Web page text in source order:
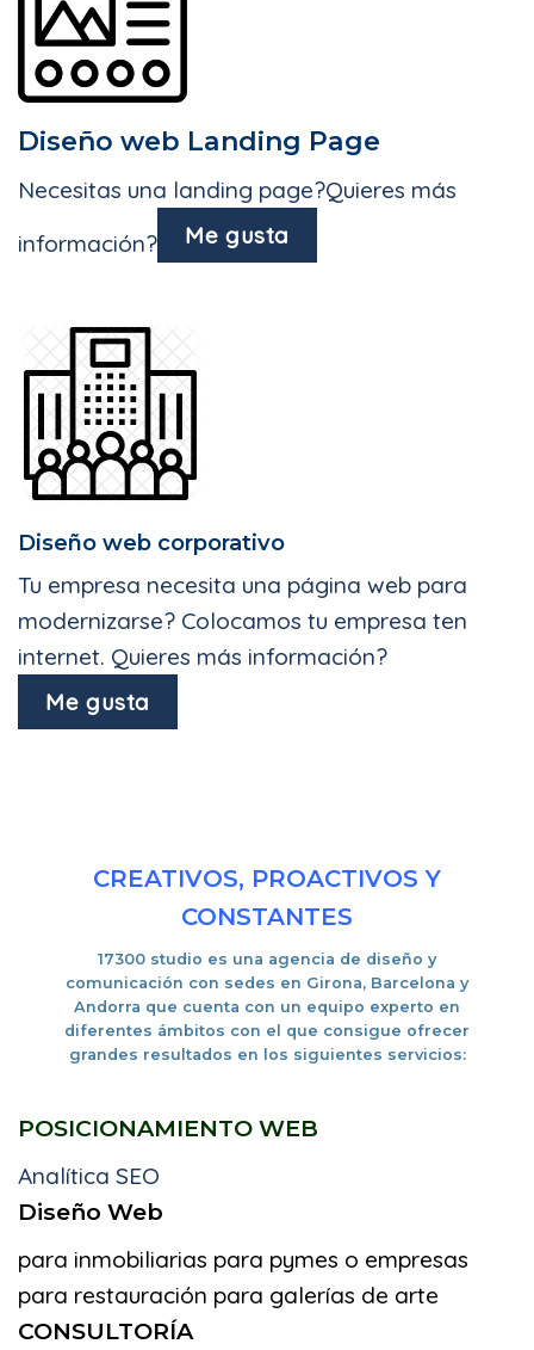
Diseño web Landing Page
Necesitas una landing page?Quieres más
información?
Me gusta
Diseño web corporativo
Tu empresa necesita una página web para
modernizarse? Colocamos tu empresa ten
internet. Quieres más información?
Me gusta
CREATIVOS, PROACTIVOS Y
CONSTANTES
17300 studio es una agencia de diseño y
comunicación con sedes en Girona, Barcelona y
Andorra que cuenta con un equipo experto en
diferentes ámbitos con el que consigue ofrecer
grandes resultados en los siguientes servicios:
POSICIONAMIENTO WEB
Analítica SEO
Diseño Web
para inmobiliarias para pymes o empresas
para restauración para galerías de arte
CONSULTORÍA